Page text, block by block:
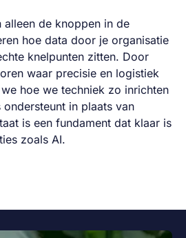
de knoppen in de
hoe data door je organisatie
knelpunten zitten. Door
waar precisie en logistiek
hoe we techniek zo inrichten
in plaats van
is een fundament dat klaar is
zoals AI.